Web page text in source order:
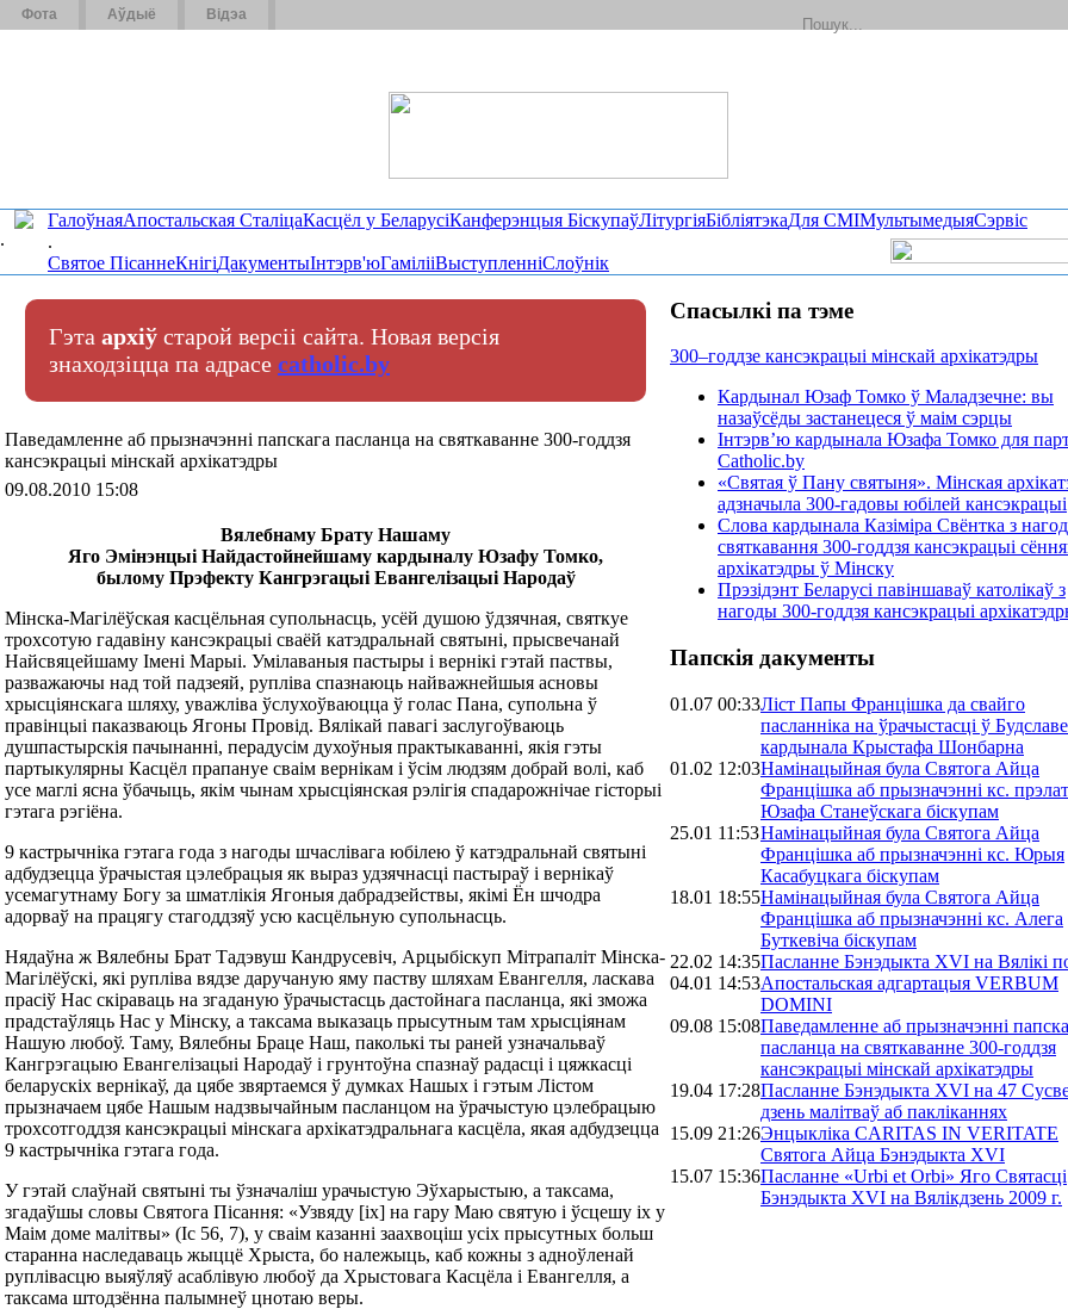
Фота Аўдыё Відэа
.
ГалоўнаяАпостальская СталіцаКасцёл у БеларусіКанферэнцыя БіскупаўЛітургіяБібліятэкаДля СМІМультымедыяСэрвіс
.
Святое ПісаннеКнігіДакументыІнтэрв'юГамілііВыступленніСлоўнік
Гэта архіў старой версіі сайта. Новая версія
знаходзіцца па адрасе catholic.by
Паведамленне аб прызначэнні папскага пасланца на святкаванне 300-годдзя
кансэкрацыі мінскай архікатэдры
09.08.2010 15:08
Вялебнаму Брату Нашаму
Яго Эмінэнцыі Найдастойнейшаму кардыналу Юзафу Томко,
былому Прэфекту Кангрэгацыі Евангелізацыі Народаў
Мінска-Магілёўская касцёльная супольнасць, усёй душою ўдзячная, святкуе
трохсотую гадавіну кансэкрацыі сваёй катэдральнай святыні, прысвечанай
Найсвяцейшаму Імені Марыі. Умілаваныя пастыры і вернікі гэтай паствы,
разважаючы над той падзеяй, рупліва спазнаюць найважнейшыя асновы
хрысціянскага шляху, уважліва ўслухоўваюцца ў голас Пана, супольна ў
правінцыі паказваюць Ягоны Провід. Вялікай павагі заслугоўваюць
душпастырскія пачынанні, перадусім духоўныя практыкаванні, якія гэты
партыкулярны Касцёл прапануе сваім вернікам і ўсім людзям добрай волі, каб
усе маглі ясна ўбачыць, якім чынам хрысціянская рэлігія спадарожнічае гісторыі
гэтага рэгіёна.
9 кастрычніка гэтага года з нагоды шчаслівага юбілею ў катэдральнай святыні
адбудзецца ўрачыстая цэлебрацыя як выраз удзячнасці пастыраў і вернікаў
усемагутнаму Богу за шматлікія Ягоныя дабрадзействы, якімі Ён шчодра
адорваў на працягу стагоддзяў усю касцёльную супольнасць.
Нядаўна ж Вялебны Брат Тадэвуш Кандрусевіч, Арцыбіскуп Мітрапаліт Мінска-
Магілёўскі, які рупліва вядзе даручаную яму паству шляхам Евангелля, ласкава
прасіў Нас скіраваць на згаданую ўрачыстасць дастойнага пасланца, які зможа
прадстаўляць Нас у Мінску, а таксама выказаць прысутным там хрысціянам
Нашую любоў. Таму, Вялебны Браце Наш, паколькі ты раней узначальваў
Кангрэгацыю Евангелізацыі Народаў і грунтоўна спазнаў радасці і цяжкасці
беларускіх вернікаў, да цябе звяртаемся ў думках Нашых і гэтым Лістом
прызначаем цябе Нашым надзвычайным пасланцом на ўрачыстую цэлебрацыю
трохсотгоддзя кансэкрацыі мінскага архікатэдральнага касцёла, якая адбудзецца
9 кастрычніка гэтага года.
У гэтай слаўнай святыні ты ўзначаліш урачыстую Эўхарыстыю, а таксама,
згадаўшы словы Святога Пісання: «Узвяду [іх] на гару Маю святую і ўсцешу іх у
Маім доме малітвы» (Іс 56, 7), у сваім казанні заахвоціш усіх прысутных больш
старанна наследаваць жыццё Хрыста, бо належыць, каб кожны з адноўленай
руплівасцю выяўляў асаблівую любоў да Хрыстовага Касцёла і Евангелля, а
таксама штодзённа палымнеў цнотаю веры.
Спасылкі па тэме
300–годдзе кансэкрацыі мінскай архікатэдры
Кардынал Юзаф Томко ў Маладзечне: вы
назаўсёды застанецеся ў маім сэрцы
Інтэрв’ю кардынала Юзафа Томко для
Catholic.by
«Святая ў Пану святыня». Мінская
адзначыла 300-гадовы юбілей кансэкрацыі
Слова кардынала Казіміра Свёнтка з
святкавання 300-годдзя кансэкрацыі
архікатэдры ў Мінску
Прэзідэнт Беларусі павіншаваў католікаў з
нагоды 300-годдзя кансэкрацыі
Папскія дакументы
01.07 00:33Ліст Папы Францішка да свайго
пасланніка на ўрачыстасці ў Будславе
кардынала Крыстафа Шонбарна
01.02 12:03Намінацыйная була Святога Айца
Францішка аб прызначэнні кс.
Юзафа Станеўскага біскупам
25.01 11:53Намінацыйная була Святога Айца
Францішка аб прызначэнні кс. Юрыя
Касабуцкага біскупам
18.01 18:55Намінацыйная була Святога Айца
Францішка аб прызначэнні кс. Алега
Буткевіча біскупам
22.02 14:35Пасланне Бэнэдыкта XVI на Вялікі
04.01 14:53Апостальская адгартацыя VERBUM
DOMINI
09.08 15:08Паведамленне аб прызначэнні
пасланца на святкаванне 300-годдзя
кансэкрацыі мінскай архікатэдры
19.04 17:28Пасланне Бэнэдыкта XVI на 47
дзень малітваў аб пакліканнях
15.09 21:26Энцыкліка CARITAS IN VERITATE
Святога Айца Бэнэдыкта ХVІ
15.07 15:36Пасланне «Urbi et Orbi» Яго Святасці
Бэнэдыкта XVI на Вялікдзень 2009 г.